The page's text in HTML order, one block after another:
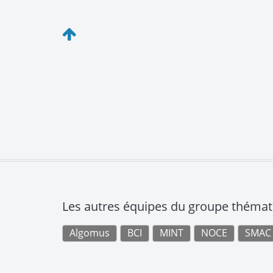
Les autres équipes du groupe
Algomus BCI MINT NOCE SMAC